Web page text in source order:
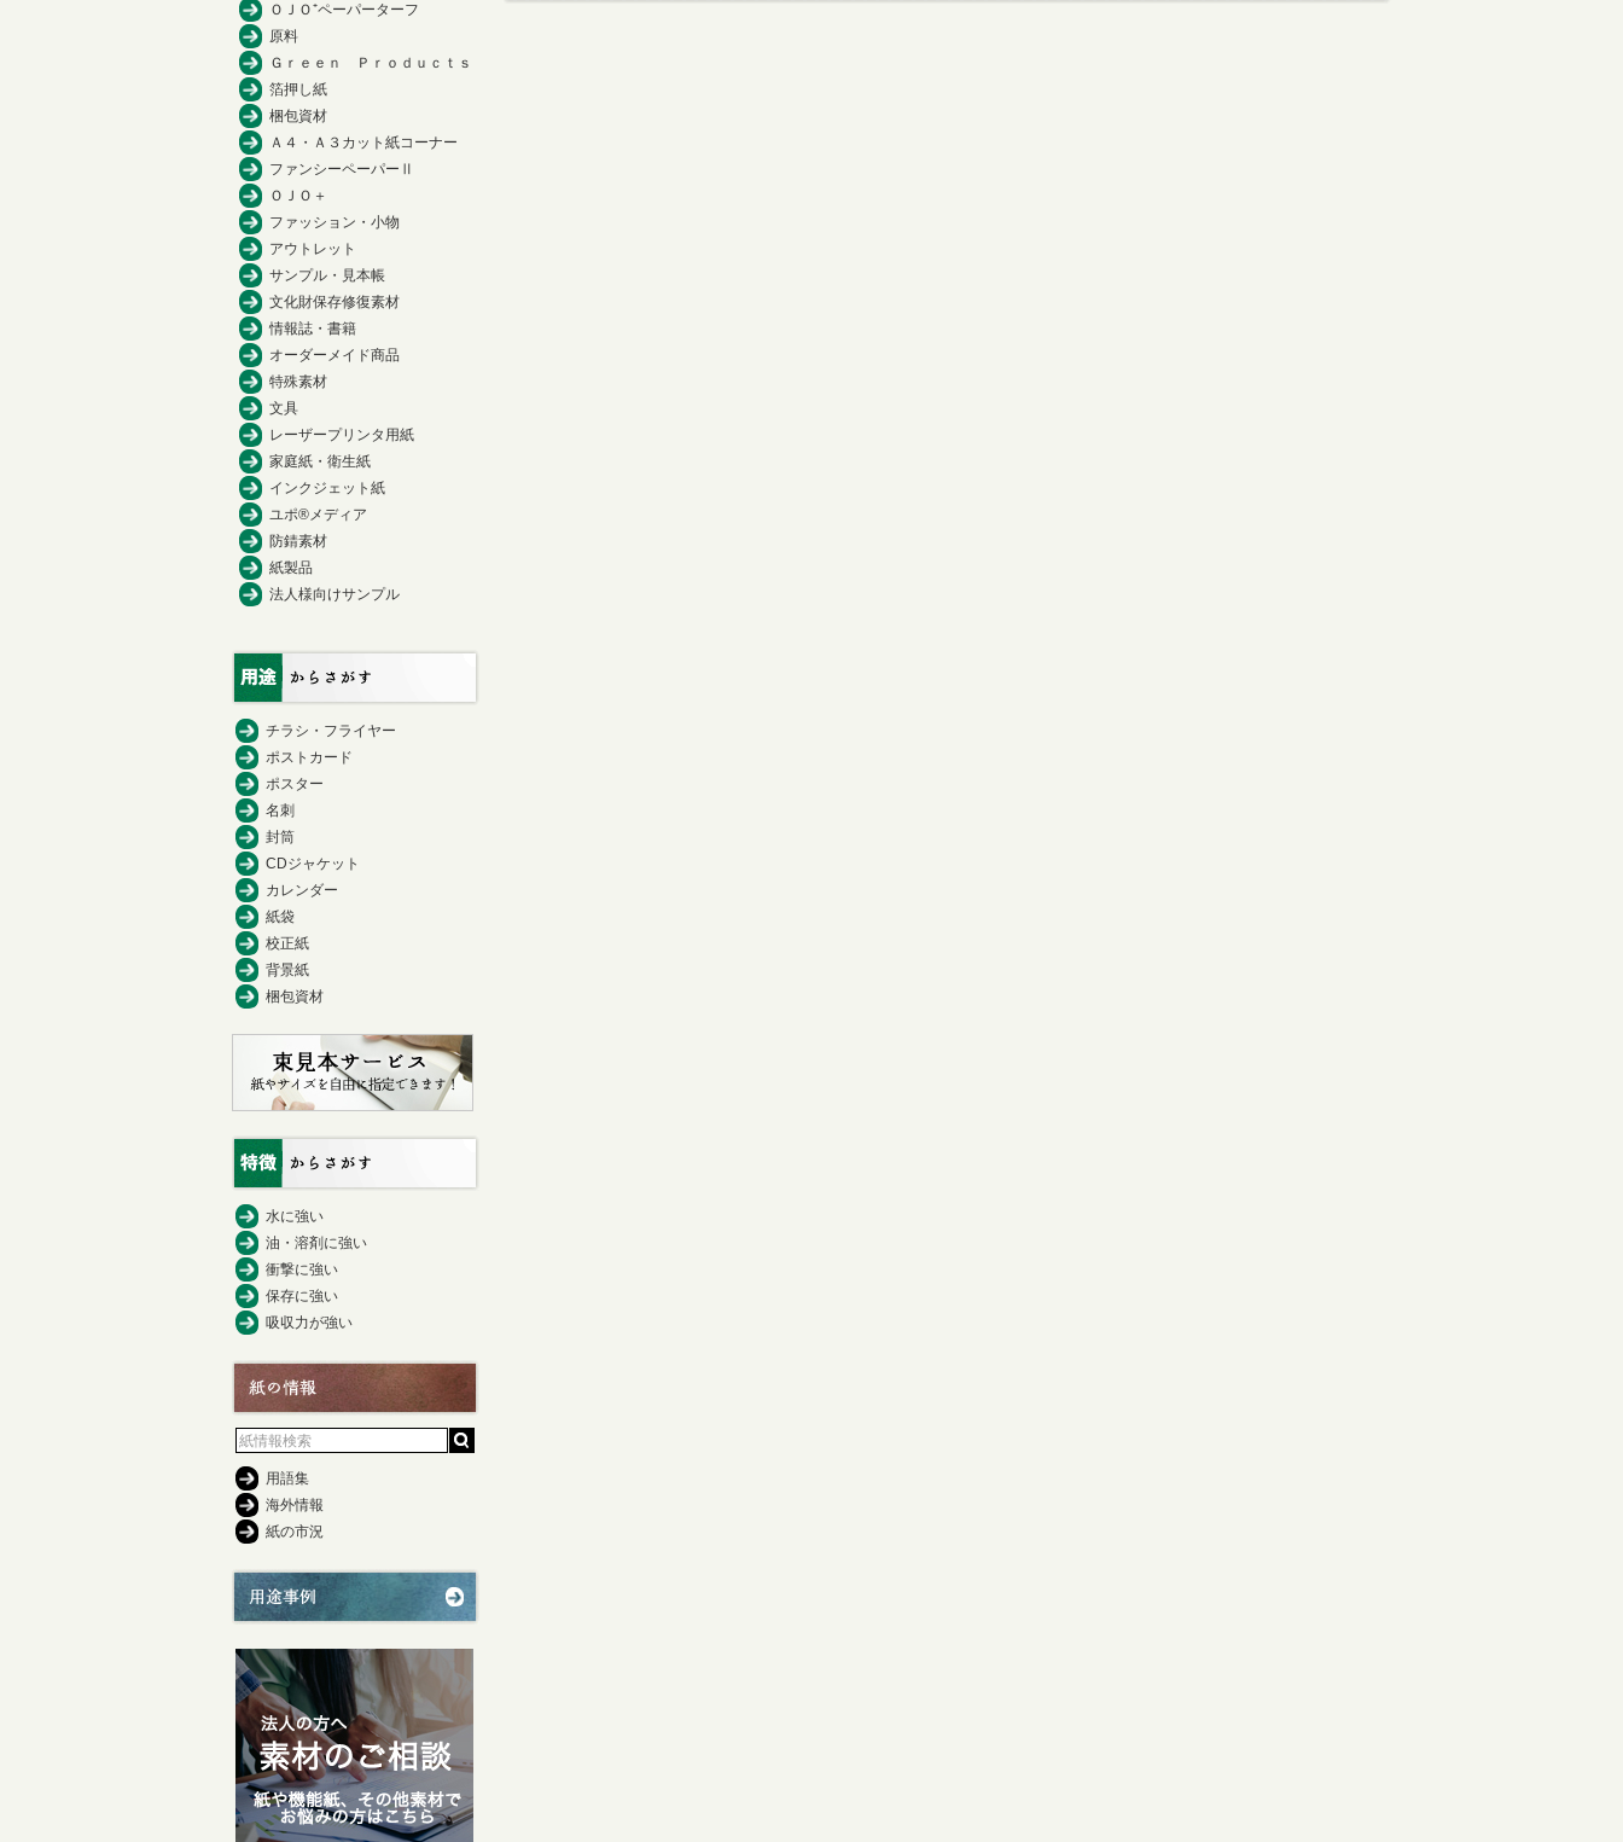
ＯＪＯ⁺ペーパーターフ
原料
Ｇｒｅｅｎ Ｐｒｏｄｕｃｔｓ
箔押し紙
梱包資材
Ａ４・Ａ３カット紙コーナー
ファンシーペーパーⅡ
ＯＪＯ＋
ファッション・小物
アウトレット
サンプル・見本帳
文化財保存修復素材
情報誌・書籍
オーダーメイド商品
特殊素材
文具
レーザープリンタ用紙
家庭紙・衛生紙
インクジェット紙
ユポ®メディア
防錆素材
紙製品
法人様向けサンプル
チラシ・フライヤー
ポストカード
ポスター
名刺
封筒
CDジャケット
カレンダー
紙袋
校正紙
背景紙
梱包資材
水に強い
油・溶剤に強い
衝撃に強い
保存に強い
吸収力が強い
用語集
海外情報
紙の市況